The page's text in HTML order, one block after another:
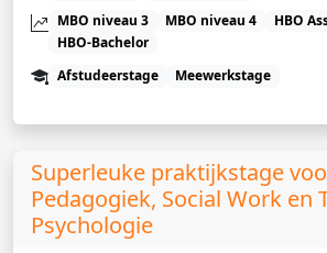
MBO niveau 3
MBO niveau 4
HBO
HBO-Bachelor
Afstudeerstage
Meewerkstage
Superleuke praktijkstage
Pedagogiek, Social Work en
Psychologie